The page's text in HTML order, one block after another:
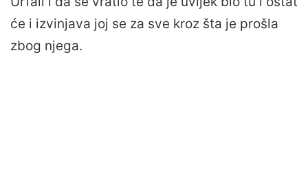
će i izvinjava joj se za sve kroz šta je prošla
zbog njega.